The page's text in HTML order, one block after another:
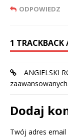
ODPOWIEDZ
1
ANGIELSKI
zaawansowanych.
Dodaj
Twój adres